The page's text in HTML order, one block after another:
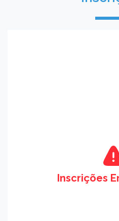
Inscrições